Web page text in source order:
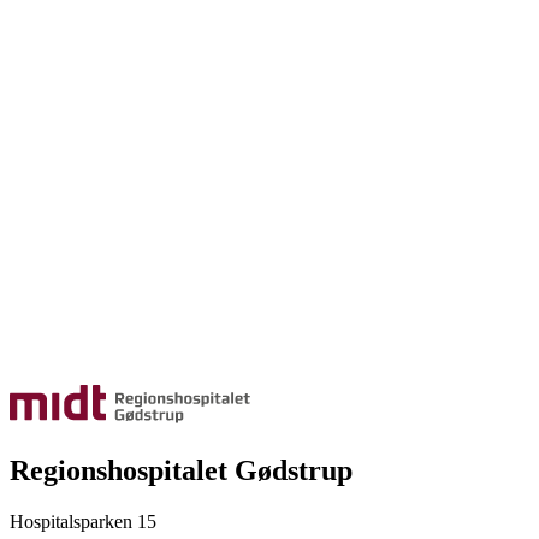
Regionshospitalet Gødstrup
Hospitalsparken 15